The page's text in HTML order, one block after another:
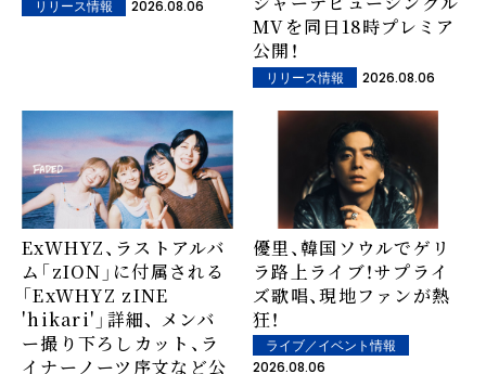
リリース情報 2026.08.06
MVを同日18時プレミア
公開！
リリース情報 2026.08.06
ExWHYZ、ラストアルバ
ム「zION」に付属される
「ExWHYZ zINE
'hikari'」詳細、 メンバ
ー撮り下ろしカット、ラ
イナーノーツ序文など公
優里、韓国ソウルでゲリ
ラ路上ライブ！サプライ
ズ歌唱、現地ファンが熱
狂！
ライブ／イベント情報
2026.08.06